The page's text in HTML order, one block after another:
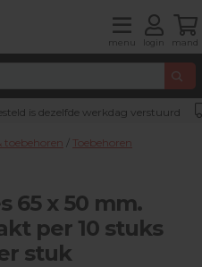
menu login mand
is dezelfde werkdag verstuurd
toebehoren / Toebehoren
65 x 50 mm.
per 10 stuks
stuk